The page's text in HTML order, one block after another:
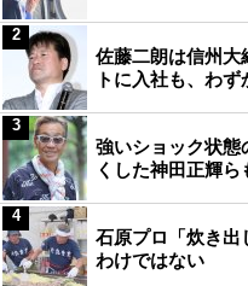
佐藤二朗は信州大
トに入社も、わ
2
強いショック状
くした神田正輝
3
石原プロ「炊き出
わけではない
4